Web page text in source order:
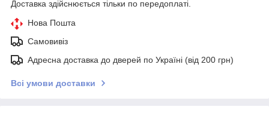
Доставка здійснюється тільки по передоплаті.
Нова Пошта
Самовивіз
Адресна доставка до дверей по Україні (від 200 грн)
Всі умови доставки